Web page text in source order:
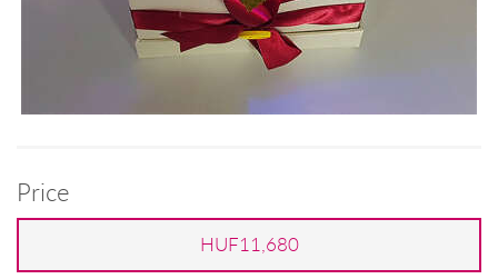
Price
HUF11,680